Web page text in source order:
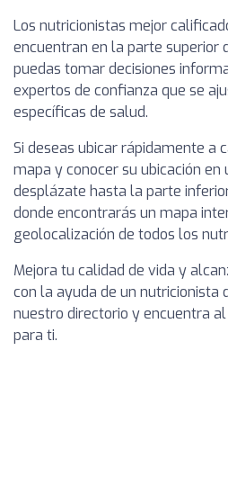
Los nutricionistas mejor
encuentran en la parte superior
puedas tomar decisiones
expertos de confianza que se
específicas de salud.
Si deseas ubicar rápidamente a
mapa y conocer su ubicación en
desplázate hasta la parte
donde encontrarás un mapa
geolocalización de todos los
Mejora tu calidad de vida y
con la ayuda de un nutricionista
nuestro directorio y encuentra
para ti.